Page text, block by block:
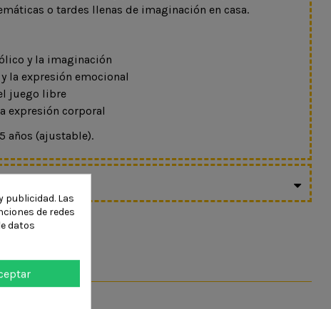
o tardes llenas de imaginación en casa.
y la imaginación
la expresión emocional
juego libre
expresión corporal
años (ajustable).
publicidad. Las
de redes
datos